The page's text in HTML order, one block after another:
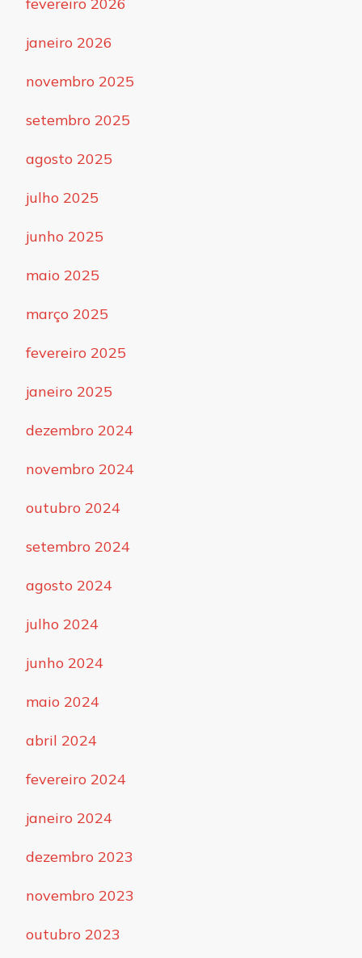
janeiro 2026
novembro 2025
setembro 2025
agosto 2025
julho 2025
junho 2025
maio 2025
março 2025
fevereiro 2025
janeiro 2025
dezembro 2024
novembro 2024
outubro 2024
setembro 2024
agosto 2024
julho 2024
junho 2024
maio 2024
abril 2024
fevereiro 2024
janeiro 2024
dezembro 2023
novembro 2023
outubro 2023